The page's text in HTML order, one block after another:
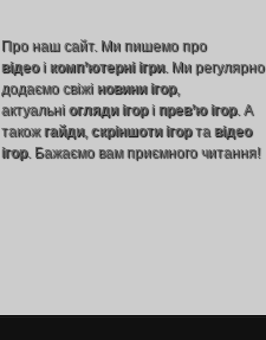
Про наш сайт. Ми пишемо про
відеоі комп’ютерні ігри. Ми регулярно
додаємо свіжі новини ігор,
актуальні огляди ігорі прев’ю ігор. А
також гайди, скріншоти ігорта відео
ігор. Бажаємо вам приємного читання!